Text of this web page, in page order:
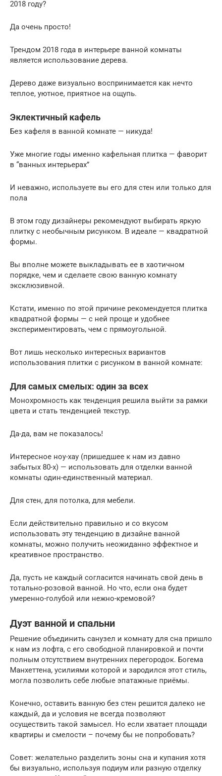
2018 году?
Да очень просто!
Трендом 2018 года в интерьере ванной комнаты
является использование дерева.
Дерево даже визуально воспринимается как нечто
теплое, уютное, приятное на ощупь.
Эклектичный кафель
Без кафеля в ванной комнате — никуда!
Уже многие годы именно кафельная плитка — фаворит
в “ванных интерьерах”
И неважно, используете вы его для стен или только для
пола
В этом году дизайнеры рекомендуют выбирать яркую
плитку с необычным рисунком. В идеале — квадратной
формы.
Вы вполне можете выкладывать ее в хаотичном
порядке, чем и сделаете свою ванную комнату
эксклюзивной.
Кстати, именно по этой причине рекомендуется плитка
квадратной формы — с ней проще и удобнее
экспериментировать, чем с прямоугольной.
Вот лишь несколько интересных вариантов
использования плитки с рисунком в ванной комнате:
Для самых смелых: один за всех
Монохромность как тенденция решила выйти за рамки
цвета и стать тенденцией текстур.
Да-да, вам не показалось!
Интересное ноу-хау (пришедшее к нам из давно
забытых 80-х) — использовать для отделки ванной
комнаты один-единственный материал.
Для стен, для потолка, для мебели.
Если действительно правильно и со вкусом
использовать эту тенденцию в дизайне ванной
комнаты, можно получить неожиданно эффектное и
креативное пространство.
Да, пусть не каждый согласится начинать свой день в
тотально-розовой ванной. Но что, если она будет
умеренно-голубой или нежно-кремовой?
Дуэт ванной и спальни
Решение объединить санузел и комнату для сна пришло
к нам из лофта, с его свободной планировкой и почти
полным отсутствием внутренних перегородок. Богема
Манхеттена, усилиями которой и зародился этот стиль,
могла позволить себе любые эпатажные приёмы.
Конечно, оставить ванную без стен решится далеко не
каждый, да и условия не всегда позволяют
осуществить такой замысел. Но если хватает площади
квартиры и смелости – почему бы не попробовать?
Совет: желательно разделить зоны сна и купания хотя
бы визуально, используя подиум или разную отделку